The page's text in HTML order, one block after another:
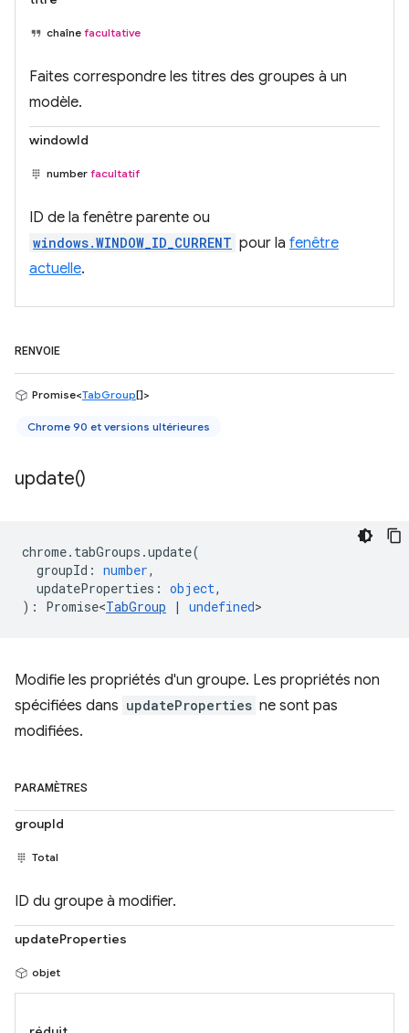
chaîne facultative
Faites correspondre les titres des groupes à un
modèle.
windowId
number facultatif
ID de la fenêtre parente ou
windows.WINDOW_ID_CURRENT pour la fenêtre
actuelle.
RENVOIE
Promise<TabGroup[]>
Chrome 90 et versions ultérieures
update()
chrome. tabGroups .update(
groupId : number,
updateProperties : object,
) : Promise<TabGroup | undefined>
Modifie les propriétés d'un groupe. Les propriétés non
spécifiées dans updateProperties ne sont pas
modifiées.
PARAMÈTRES
groupId
Total
ID du groupe à modifier.
updateProperties
objet